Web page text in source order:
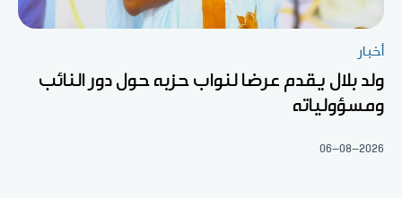
أخبار
ولد بلال يقدم عرضا لنواب حزبه حول دور النائب
ومسؤولياته
06-08-2026